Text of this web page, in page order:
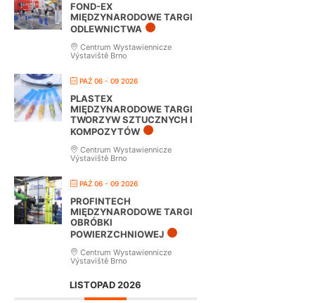
FOND-EX
MIĘDZYNARODOWE TARGI
ODLEWNICTWA
Centrum Wystawiennicze
Výstaviště Brno
PAŹ 06 - 09 2026
PLASTEX
MIĘDZYNARODOWE TARGI
TWORZYW SZTUCZNYCH I
KOMPOZYTÓW
Centrum Wystawiennicze
Výstaviště Brno
PAŹ 06 - 09 2026
PROFINTECH
MIĘDZYNARODOWE TARGI
OBRÓBKI
POWIERZCHNIOWEJ
Centrum Wystawiennicze
Výstaviště Brno
LISTOPAD 2026